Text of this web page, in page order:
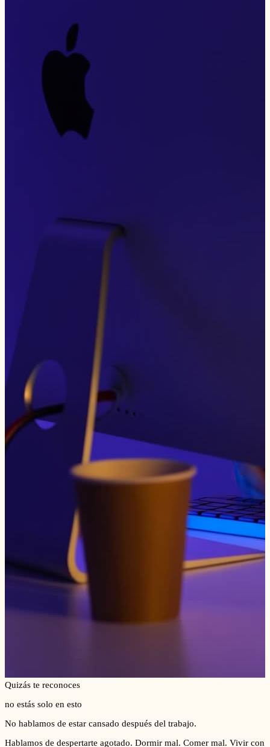
Quizás te reconoces
no estás solo en esto
No hablamos de estar cansado después del trabajo.
Hablamos de despertarte agotado. Dormir mal. Comer mal. Vivir con